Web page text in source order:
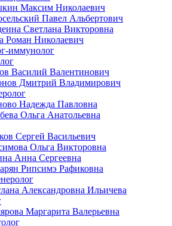
Максим Николаевич
Павел Альбертович
Светлана Викторовна
Роман Николаевич
иммунолог
Василий Валентинович
Дмитрий Владимирович
Надежда Павловна
Ольга Анатольевна
Сергей Васильевич
Ольга Викторовна
Анна Сергеевна
Рипсимэ Рафиковна
Александровна Ильичева
Маргарита Валерьевна